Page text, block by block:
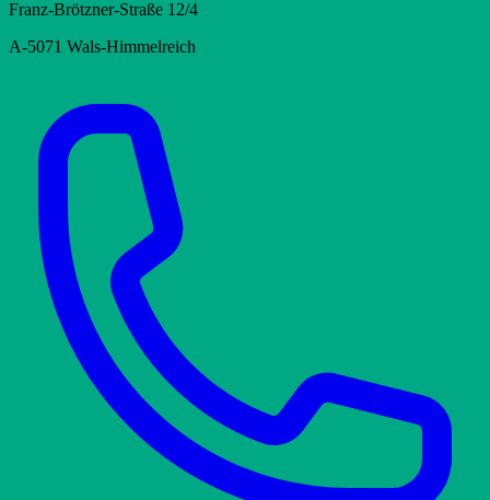
Franz-Brötzner-Straße 12/4
A-5071 Wals-Himmelreich